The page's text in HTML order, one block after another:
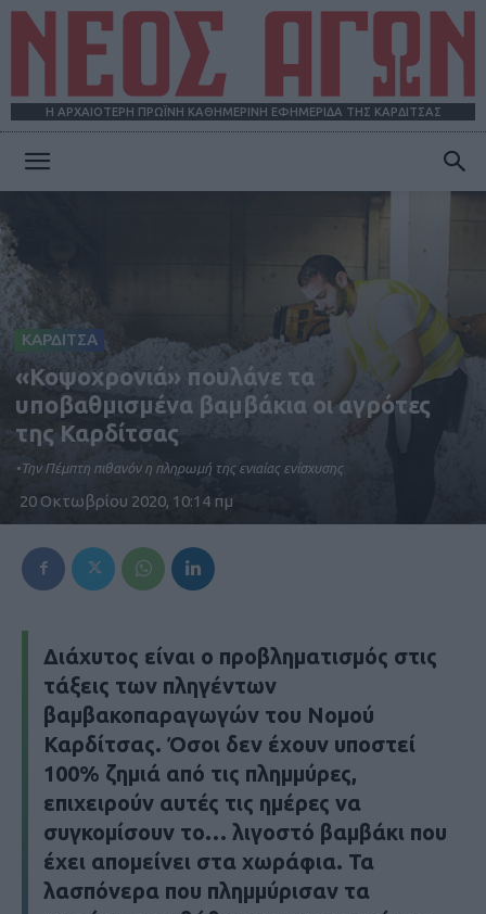
Η ΑΡΧΑΙΟΤΕΡΗ ΠΡΩΪΝΗ ΚΑΘΗΜΕΡΙΝΗ ΕΦΗΜΕΡΙΔΑ ΤΗΣ ΚΑΡΔΙΤΣΑΣ
ΚΑΡΔΙΤΣΑ
«Κοψοχρονιά» πουλάνε τα
υποβαθμισμένα βαμβάκια οι αγρότες
της Καρδίτσας
•Την Πέμπτη πιθανόν η πληρωμή της ενιαίας ενίσχυσης
20 Οκτωβρίου 2020, 10:14 πμ
Διάχυτος είναι ο προβληματισμός στις
τάξεις των πληγέντων
βαμβακοπαραγωγών του Νομού
Καρδίτσας. Όσοι δεν έχουν υποστεί
100% ζημιά από τις πλημμύρες,
επιχειρούν αυτές τις ημέρες να
συγκομίσουν το… λιγοστό βαμβάκι που
έχει απομείνει στα χωράφια. Τα
λασπόνερα που πλημμύρισαν τα